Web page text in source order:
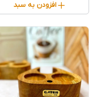
افزودن به سبد